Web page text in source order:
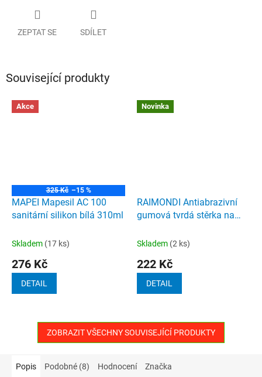
ZEPTAT SE SDÍLET
Související produkty
Akce
325 Kč –15 %
MAPEI Mapesil AC 100
sanitární silikon bílá 310ml
Skladem (17 ks)
276 Kč
DETAIL
Novinka
RAIMONDI Antiabrazivní
gumová tvrdá stěrka na
zelená
Skladem (2 ks)
222 Kč
DETAIL
ZOBRAZIT VŠECHNY SOUVISEJÍCÍ PRODUKTY
Popis Podobné (8) Hodnocení Značka